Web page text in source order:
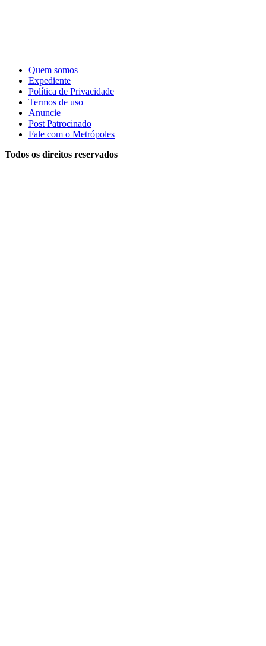
Quem somos
Expediente
Política de Privacidade
Termos de uso
Anuncie
Post Patrocinado
Fale com o Metrópoles
Todos os direitos reservados